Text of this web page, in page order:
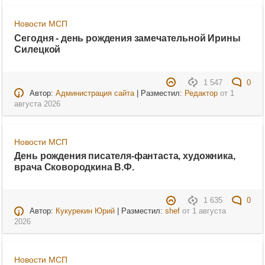
Новости МСП
Сегодня - день рождения замечательной Ирины
Силецкой
1 547
0
Автор: Администрация сайта| Разместил: Редакторот 1
августа 2026
Новости МСП
День рождения писателя-фантаста, художника,
врача Сковородкина В.Ф.
1 635
0
Автор: Кукурекин Юрий| Разместил: shefот 1 августа
2026
Новости МСП